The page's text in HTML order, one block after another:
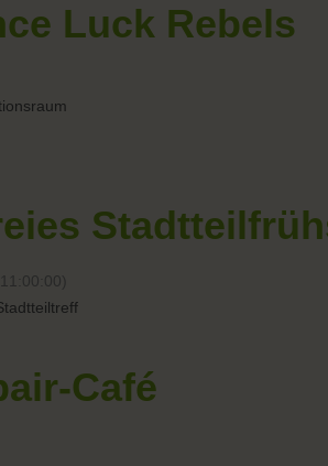
Luck Rebels
Café